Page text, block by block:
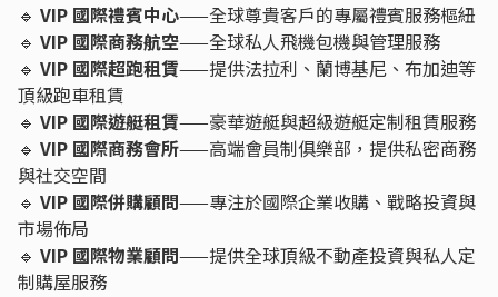
🔹 VIP 國際禮賓中心——全球尊貴客戶的專屬禮賓服務樞紐
🔹 VIP 國際商務航空——全球私人飛機包機與管理服務
🔹 VIP 國際超跑租賃——提供法拉利、蘭博基尼、布加迪等
頂級跑車租賃
🔹 VIP 國際遊艇租賃——豪華遊艇與超級遊艇定制租賃服務
🔹 VIP 國際商務會所——高端會員制俱樂部，提供私密商務
與社交空間
🔹 VIP 國際併購顧問——專注於國際企業收購、戰略投資與
市場佈局
🔹 VIP 國際物業顧問——提供全球頂級不動產投資與私人定
制購屋服務